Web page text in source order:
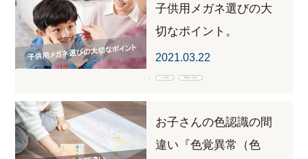
子供用メガネ選びの大
切なポイント。
2021.03.22
メガネ 子供メガネ
お子さんの色認識の間
違い『色覚異常（色